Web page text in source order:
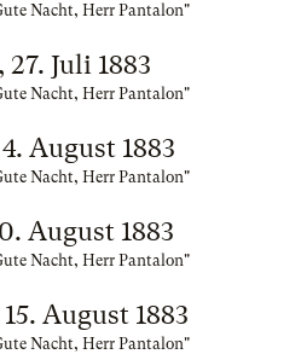
Nacht, Herr Pantalon"
Juli 1883
Nacht, Herr Pantalon"
August 1883
Nacht, Herr Pantalon"
August 1883
Nacht, Herr Pantalon"
August 1883
Nacht, Herr Pantalon"